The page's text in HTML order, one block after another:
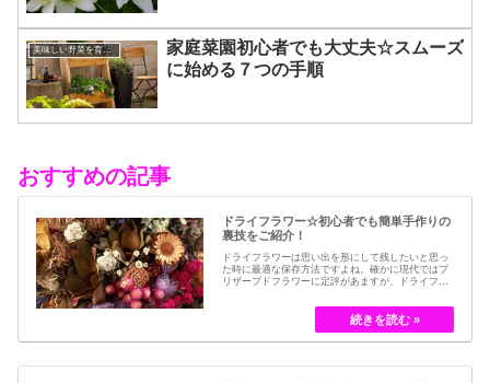
美味しい野菜を育てるコツ
家庭菜園初心者でも大丈夫☆スムーズ
に始める７つの手順
おすすめの記事
ドライフラワー☆初心者でも簡単手作りの
裏技をご紹介！
ドライフラワーは思い出を形にして残したいと思っ
た時に最適な保存方法ですよね。確かに現代ではブ
リザーブドフラワーに定評があますが、ドライフラ
とつです。結婚式のブーケなどに使われた花など、
今では押し花のサービスが有名ですが、昔はドライ
フラワーでも保存されてきました。30代以降の…